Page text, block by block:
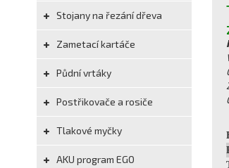
Stojany na řezání dřeva
Zametací kartáče
Půdní vrtáky
Postřikovače a rosiče
Tlakové myčky
AKU program EGO